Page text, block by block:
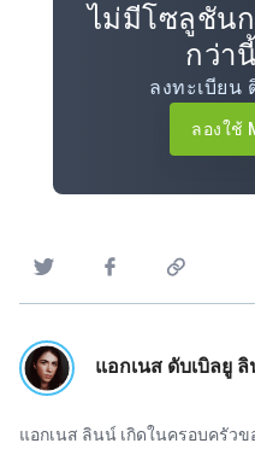
ไม่มีโซลูชัน
กว่า
ลงทะเบียน
ลองใช้
แอกเนส ดับเบิลยู
แอกเนส ลินน์ เกิดในครอบครัว